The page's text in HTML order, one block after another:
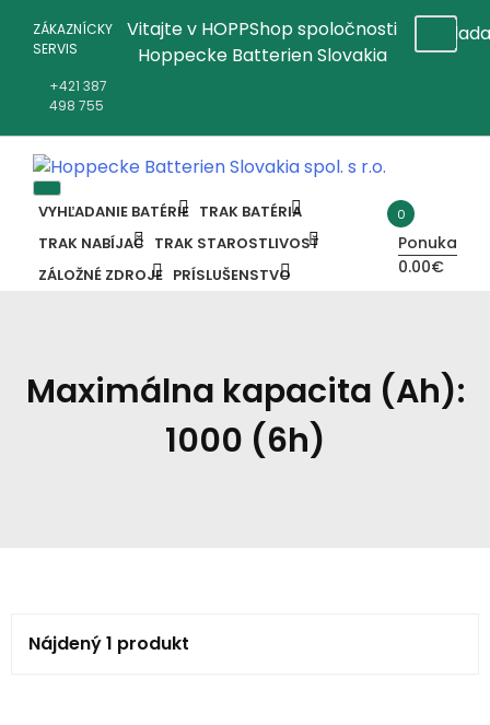
ZÁKAZNÍCKY
SERVIS
+421 387
498 755
Vitajte v HOPPShop spoločnosti
Hoppecke Batterien Slovakia
Hoppecke Batterien Slovakia Spol.
S R.o.
Online B2B konfigurátor HOPPECKE
VYHĽADANIE BATÉRIE TRAK BATÉRIA
TRAK NABÍJAČ TRAK STAROSTLIVOSŤ
ZÁLOŽNÉ ZDROJE PRÍSLUŠENSTVO
0
Ponuka
0.00€
Maximálna kapacita (Ah):
1000 (6h)
Nájdený 1 produkt